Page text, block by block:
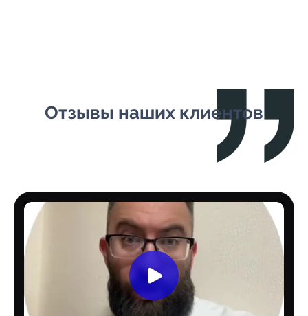
Отзывы наших клиентов